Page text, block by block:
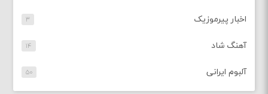
اخبار پیرموزیک ۳
آهنگ شاد ۱۴
آلبوم ایرانی ۵۰